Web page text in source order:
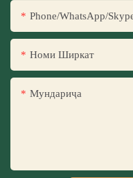
Phone/WhatsApp/
Номи Ширкат
Мундариҷа